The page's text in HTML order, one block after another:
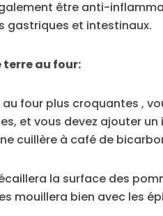
être anti-
gastriques et intestinaux.
terre au four:
four plus croquantes ,
et vous devez ajouter
cuillère à café de
la surface des
mouillera bien avec les